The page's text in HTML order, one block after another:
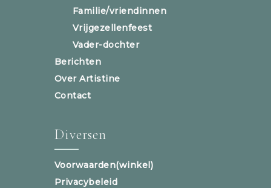
Familie/vriendinnen
Vrijgezellenfeest
Vader-dochter
Berichten
Over Artistine
Contact
Diversen
Voorwaarden(winkel)
Privacybeleid